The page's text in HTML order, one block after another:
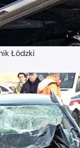
Łódzki